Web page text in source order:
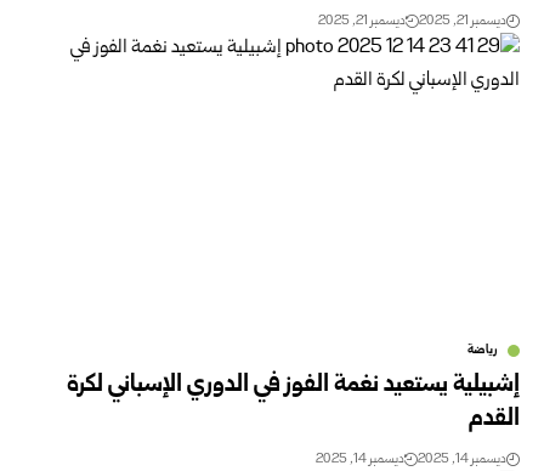
ديسمبر 21, 2025 ديسمبر 21, 2025
رياضة
إشبيلية يستعيد نغمة الفوز في الدوري الإسباني لكرة
القدم
ديسمبر 14, 2025 ديسمبر 14, 2025